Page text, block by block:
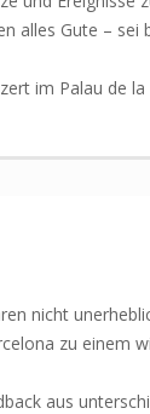
alles Gute – sei
im Palau de
nicht
zu einem
aus